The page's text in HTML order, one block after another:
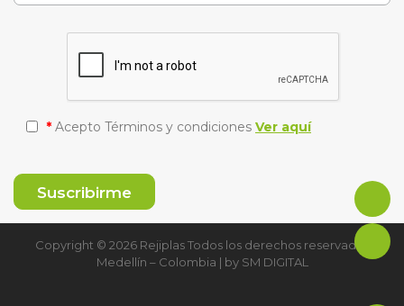
* Acepto Términos y condiciones Ver aquí
Copyright © 2026 Rejiplas Todos los derechos reservados
Medellín – Colombia | by SM DIGITAL